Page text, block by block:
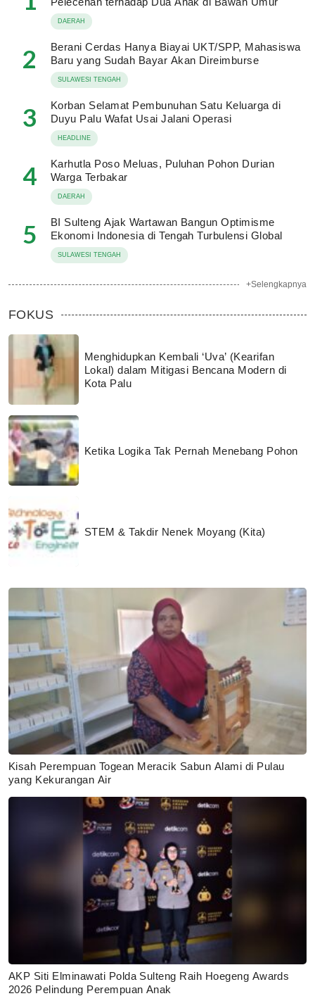
DAERAH
2
Berani Cerdas Hanya Biayai UKT/SPP, Mahasiswa
Baru yang Sudah Bayar Akan Direimburse
SULAWESI TENGAH
3
Korban Selamat Pembunuhan Satu Keluarga di
Duyu Palu Wafat Usai Jalani Operasi
HEADLINE
4
Karhutla Poso Meluas, Puluhan Pohon Durian
Warga Terbakar
DAERAH
5
BI Sulteng Ajak Wartawan Bangun Optimisme
Ekonomi Indonesia di Tengah Turbulensi Global
SULAWESI TENGAH
+Selengkapnya
FOKUS
Menghidupkan Kembali ‘Uva’ (Kearifan
Lokal) dalam Mitigasi Bencana Modern di
Kota Palu
Ketika Logika Tak Pernah Menebang Pohon
STEM & Takdir Nenek Moyang (Kita)
Kisah Perempuan Togean Meracik Sabun Alami di Pulau
yang Kekurangan Air
AKP Siti Elminawati Polda Sulteng Raih Hoegeng Awards
2026 Pelindung Perempuan Anak